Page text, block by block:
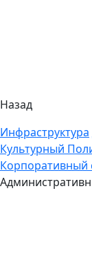
Назад
Инфраструктура
Культурный
Корпоративный